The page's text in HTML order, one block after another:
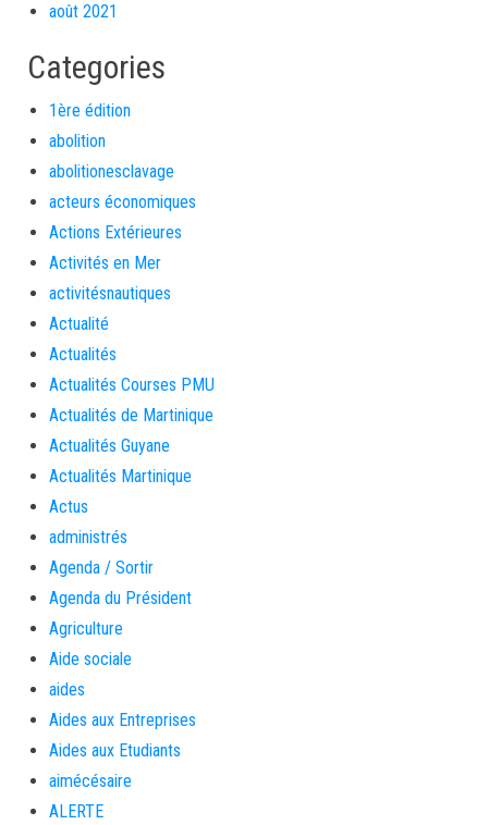
août 2021
Categories
1ère édition
abolition
abolitionesclavage
acteurs économiques
Actions Extérieures
Activités en Mer
activitésnautiques
Actualité
Actualités
Actualités Courses PMU
Actualités de Martinique
Actualités Guyane
Actualités Martinique
Actus
administrés
Agenda / Sortir
Agenda du Président
Agriculture
Aide sociale
aides
Aides aux Entreprises
Aides aux Etudiants
aimécésaire
ALERTE